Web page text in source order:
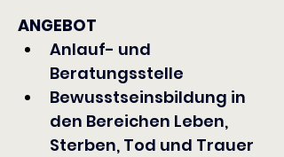
ANGEBOT
Anlauf- und
Beratungsstelle
Bewusstseinsbildung in
den Bereichen Leben,
Sterben, Tod und Trauer